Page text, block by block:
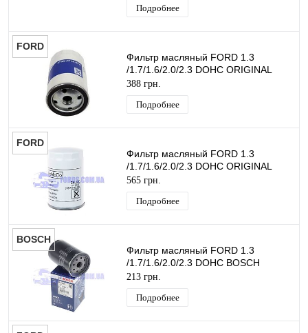
Подробнее
FORD
Фильтр масляный FORD 1.3
/1.7/1.6/2.0/2.3 DOHC ORIGINAL
388 грн.
Подробнее
FORD
Фильтр масляный FORD 1.3
/1.7/1.6/2.0/2.3 DOHC ORIGINAL
565 грн.
Подробнее
BOSCH
Фильтр масляный FORD 1.3
/1.7/1.6/2.0/2.3 DOHC BOSCH
213 грн.
Подробнее